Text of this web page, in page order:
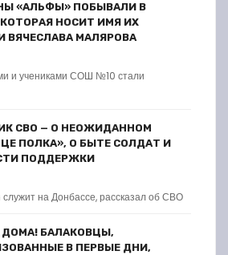
«АЛЬФЫ» ПОБЫВАЛИ В
НОСИТ ИМЯ ИХ
ВЯЧЕСЛАВА МАЛЯРОВА
и учениками СОШ №10 стали
СВО — О НЕОЖИДАННОМ
ПОЛКА», О БЫТЕ СОЛДАТ И
ПОДДЕРЖКИ
служит на Донбассе, рассказал об СВО
ДОМА! БАЛАКОВЦЫ,
В ПЕРВЫЕ ДНИ,